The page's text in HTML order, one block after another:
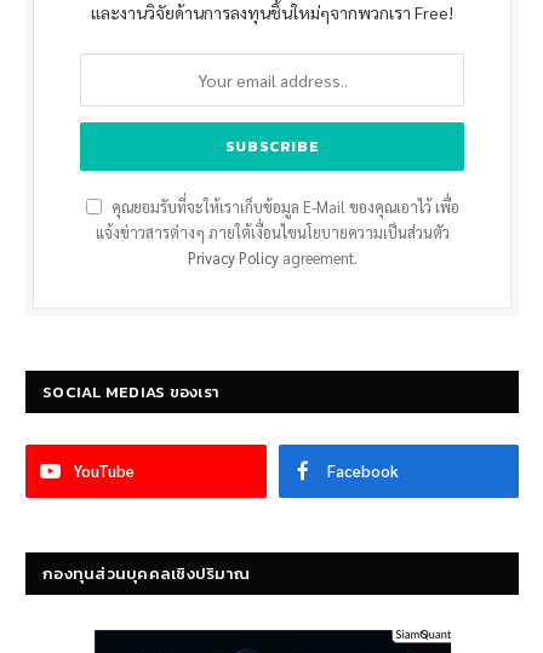
และงานวิจัยด้านการลงทุนชิ้นใหม่ๆจากพวกเรา Free!
คุณยอมรับที่จะให้เราเก็บข้อมูล E-Mail ของคุณเอาไว้ เพื่อ
แจ้งข่าวสารต่างๆ ภายใต้เงื่อนไขนโยบายความเป็นส่วนตัว
Privacy Policyagreement.
SOCIAL MEDIAS ของเรา
YouTube Facebook
กองทุนส่วนบุคคลเชิงปริมาณ